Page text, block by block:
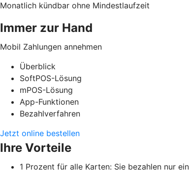
Monatlich kündbar ohne Mindestlaufzeit
Immer zur Hand
Mobil Zahlungen annehmen
Überblick
SoftPOS-Lösung
mPOS-Lösung
App-Funktionen
Bezahlverfahren
Jetzt online bestellen
Ihre Vorteile
1 Prozent für alle Karten: Sie bezahlen nur